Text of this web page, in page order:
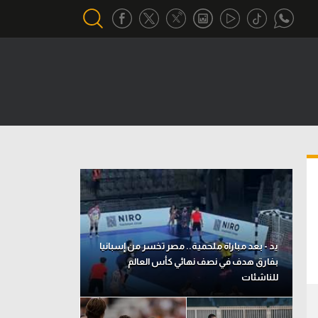
تحقيق في الجول
تقرير في الجول
تحليل في الجول
حكايات في الجول
فيديو في الجول
يد - بعد مباراة ملحمية.. مصر تخسر من إسبانيا
بفارق هدف في نصف نهائي كأس العالم
للناشئات